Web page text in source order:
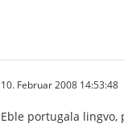
10. Februar 2008 14:53:48
Eble portugala lingvo,